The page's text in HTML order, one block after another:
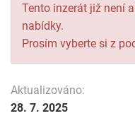
Tento inzerát již není
nabídky.
Prosím vyberte si z
Aktualizováno:
28. 7. 2025